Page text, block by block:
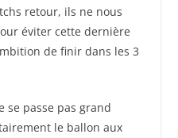
retour, ils ne nous
éviter cette dernière
de finir dans les 3
se passe pas grand
le ballon aux